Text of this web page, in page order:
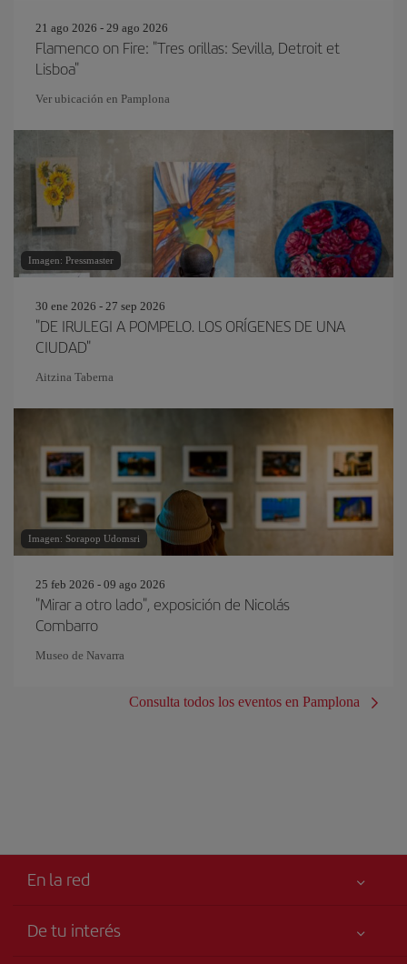
21 ago 2026 - 29 ago 2026
Flamenco on Fire: "Tres orillas: Sevilla, Detroit et
Lisboa"
Ver ubicación en Pamplona
Imagen: Pressmaster
30 ene 2026 - 27 sep 2026
"DE IRULEGI A POMPELO. LOS ORÍGENES DE UNA
CIUDAD"
Aitzina Taberna
Imagen: Sorapop Udomsri
25 feb 2026 - 09 ago 2026
"Mirar a otro lado", exposición de Nicolás
Combarro
Museo de Navarra
Consulta todos los eventos en Pamplona
En la red
De tu interés